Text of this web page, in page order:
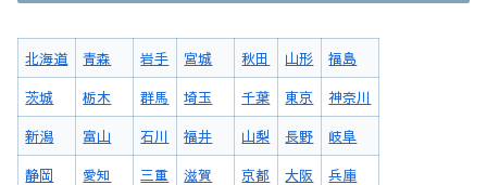
北海道 青森 岩手 宮城 秋田 山形 福島
茨城 栃木 群馬 埼玉 千葉 東京 神奈川
新潟 富山 石川 福井 山梨 長野 岐阜
静岡 愛知 三重 滋賀 京都 大阪 兵庫